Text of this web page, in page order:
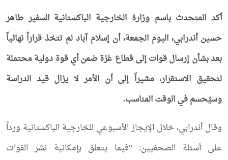
أكد المتحدث باسم وزارة الخارجية الباكستانية السفير طاهر
حسين أندرابي، اليوم الجمعة، أن إسلام آباد لم تتخذ قراراً نهائياً
بعد بشأن إرسال قوات إلى قطاع غزة ضمن أي قوة دولية محتملة
لتحقيق الاستقرار، مشيراً إلى أن الأمر لا يزال قيد الدراسة
وسيُحسم في الوقت المناسب.
وقال أندرابي، خلال الإيجاز الأسبوعي للخارجية الباكستانية ورداً
على أسئلة الصحفيين: “فيما يتعلق بإمكانية نشر القوات